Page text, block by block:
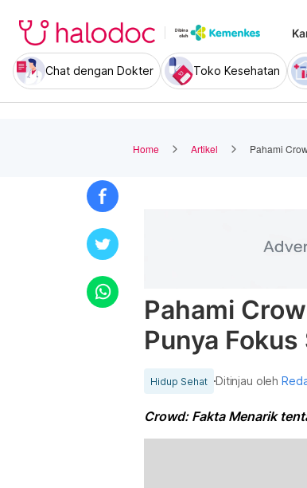
Chat dengan Dokter Toko Kesehatan
Home Artikel Pahami
Pahami
Punya Fokus
Hidup Sehat Ditinjau oleh
Crowd: Fakta Menarik